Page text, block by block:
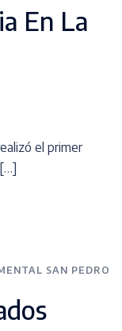
En La
el primer
SAN PEDRO